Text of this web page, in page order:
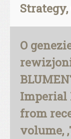
Strategy,
O
Imperial
from
volume,